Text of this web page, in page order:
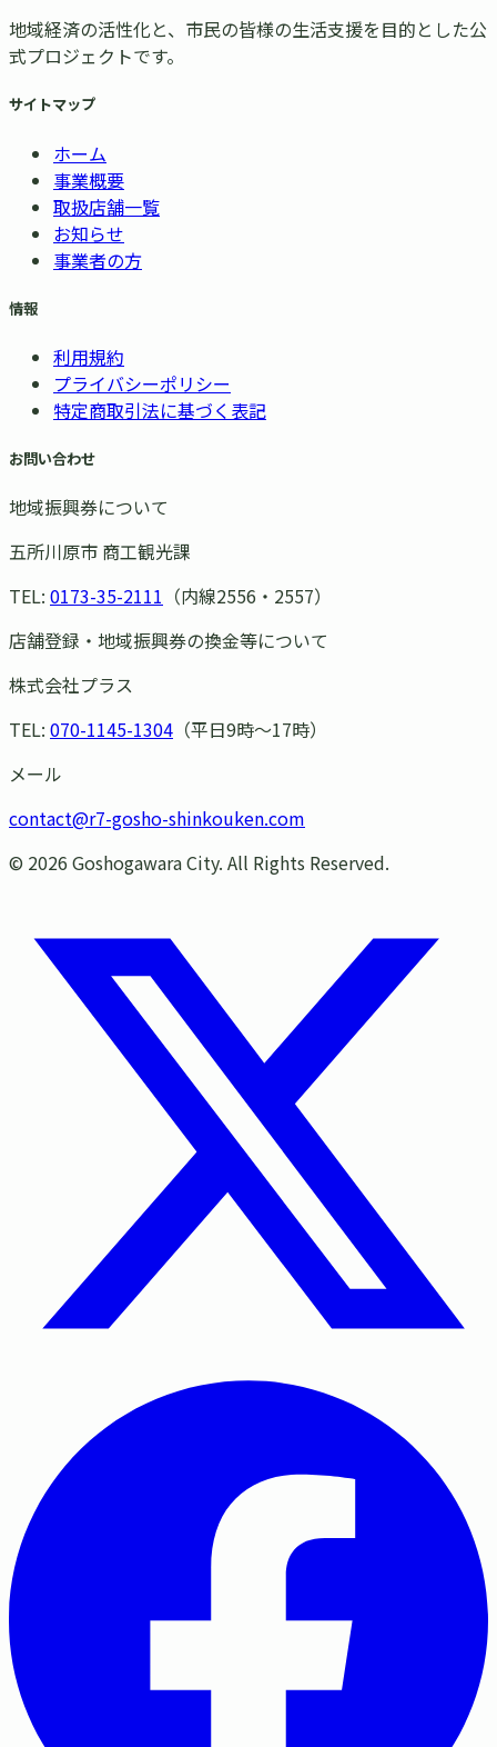
地域経済の活性化と、市民の皆様の生活支援を目的とした公
式プロジェクトです。
サイトマップ
ホーム
事業概要
取扱店舗一覧
お知らせ
事業者の方
情報
利用規約
プライバシーポリシー
特定商取引法に基づく表記
お問い合わせ
地域振興券について
五所川原市 商工観光課
TEL: 0173-35-2111 （内線2556・2557）
店舗登録・地域振興券の換金等について
株式会社プラス
TEL: 070-1145-1304 （平日9時〜17時）
メール
contact@r7-gosho-shinkouken.com
© 2026 Goshogawara City. All Rights Reserved.